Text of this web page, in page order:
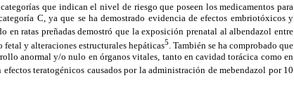
que indican el nivel de riesgo que poseen los medicamentos para
C, ya que se ha demostrado evidencia de efectos embriotóxicos y
en ratas preñadas demostró que la exposición prenatal al albendazol entre
fetal y alteraciones estructurales hepáticas5 . También se ha comprobado que
anormal y/o nulo en órganos vitales, tanto en cavidad torácica como en
efectos teratogénicos causados por la administración de mebendazol por 10